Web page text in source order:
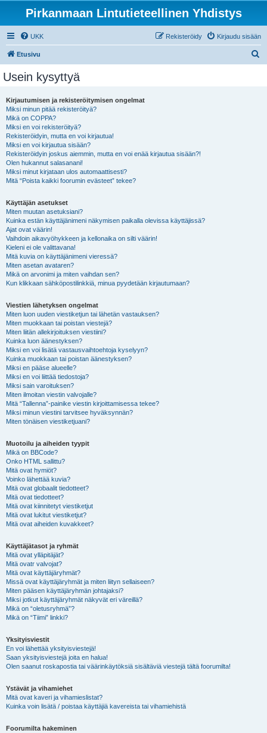
Pirkanmaan Lintutieteellinen Yhdistys
UKK Kirjaudu sisään
Rekisteröidy
Etusivu
Usein kysyttyä
Kirjautumisen ja rekisteröitymisen ongelmat
Miksi minun pitää rekisteröityä?
Mikä on COPPA?
Miksi en voi rekisteröityä?
Rekisteröidyin, mutta en voi kirjautua!
Miksi en voi kirjautua sisään?
Rekisteröidyin joskus aiemmin, mutta en voi enää kirjautua sisään?!
Olen hukannut salasanani!
Miksi minut kirjataan ulos automaattisesti?
Mitä “Poista kaikki foorumin evästeet” tekee?
Käyttäjän asetukset
Miten muutan asetuksiani?
Kuinka estän käyttäjänimeni näkymisen paikalla olevissa käyttäjissä?
Ajat ovat väärin!
Vaihdoin aikavyöhykkeen ja kellonaika on silti väärin!
Kieleni ei ole valittavana!
Mitä kuvia on käyttäjänimeni vieressä?
Miten asetan avataren?
Mikä on arvonimi ja miten vaihdan sen?
Kun klikkaan sähköpostilinkkiä, minua pyydetään kirjautumaan?
Viestien lähetyksen ongelmat
Miten luon uuden viestiketjun tai lähetän vastauksen?
Miten muokkaan tai poistan viestejä?
Miten liitän allekirjoituksen viestiini?
Kuinka luon äänestyksen?
Miksi en voi lisätä vastausvaihtoehtoja kyselyyn?
Kuinka muokkaan tai poistan äänestyksen?
Miksi en pääse alueelle?
Miksi en voi liittää tiedostoja?
Miksi sain varoituksen?
Miten ilmoitan viestin valvojalle?
Mitä “Tallenna”-painike viestin kirjoittamisessa tekee?
Miksi minun viestini tarvitsee hyväksynnän?
Miten tönäisen viestiketjuani?
Muotoilu ja aiheiden tyypit
Mikä on BBCode?
Onko HTML sallittu?
Mitä ovat hymiöt?
Voinko lähettää kuvia?
Mitä ovat globaalit tiedotteet?
Mitä ovat tiedotteet?
Mitä ovat kiinnitetyt viestiketjut
Mitä ovat lukitut viestiketjut?
Mitä ovat aiheiden kuvakkeet?
Käyttäjätasot ja ryhmät
Mitä ovat ylläpitäjät?
Mitä ovatr valvojat?
Mitä ovat käyttäjäryhmät?
Missä ovat käyttäjäryhmät ja miten liityn sellaiseen?
Miten pääsen käyttäjäryhmän johtajaksi?
Miksi jotkut käyttäjäryhmät näkyvät eri väreillä?
Mikä on “oletusryhmä”?
Mikä on “Tiimi” linkki?
Yksityisviestit
En voi lähettää yksityisviestejä!
Saan yksityisviestejä joita en halua!
Olen saanut roskapostia tai väärinkäytöksiä sisältäviä viestejä tältä foorumilta!
Ystävät ja vihamiehet
Mitä ovat kaveri ja vihamieslistat?
Kuinka voin lisätä / poistaa käyttäjiä kavereista tai vihamiehistä
Foorumilta hakeminen